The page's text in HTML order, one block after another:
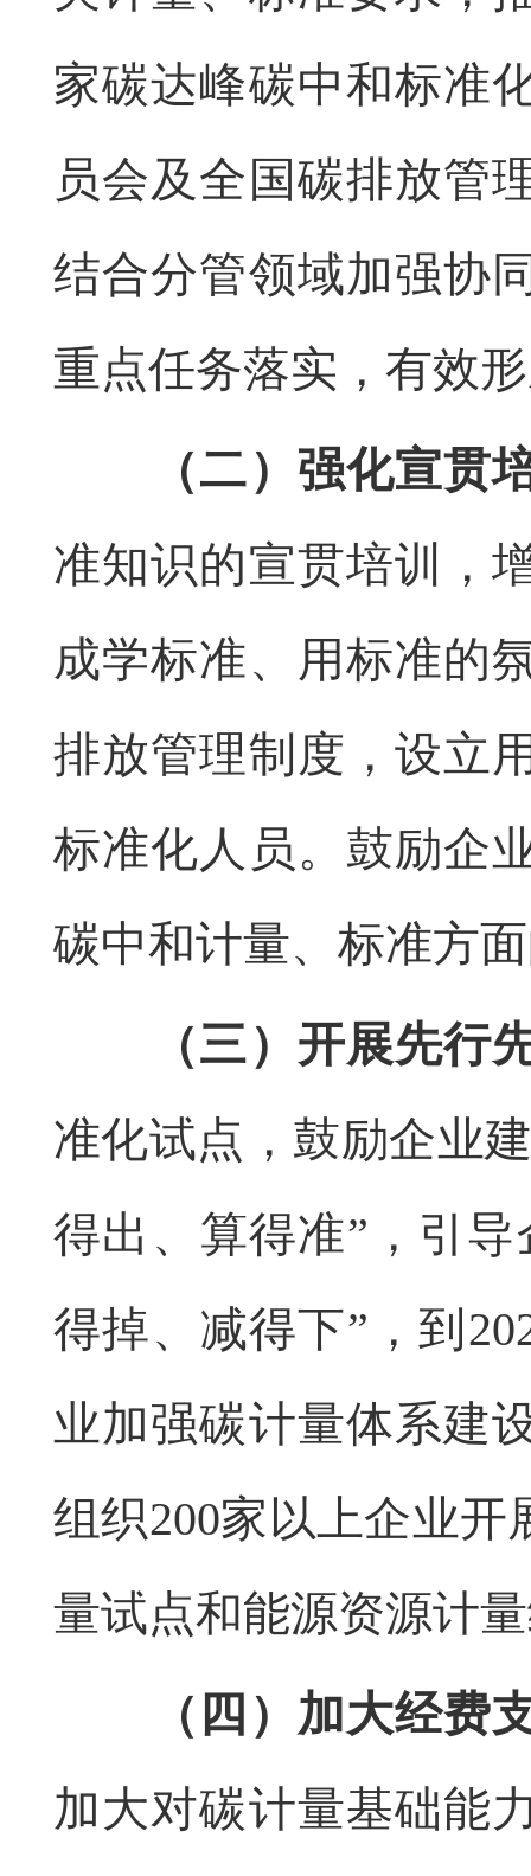
家碳达峰碳中和标准
员会及全国碳排放管
结合分管领域加强协
重点任务落实，有效
（二）强化宣贯
准知识的宣贯培训，
成学标准、用标准的
排放管理制度，设立
标准化人员。鼓励企
碳中和计量、标准方
（三）开展先行
准化试点，鼓励企业
得出、算得准”，引
得掉、减得下”，到
业加强碳计量体系建
组织200家以上企业
量试点和能源资源计
（四）加大经费
加大对碳计量基础能